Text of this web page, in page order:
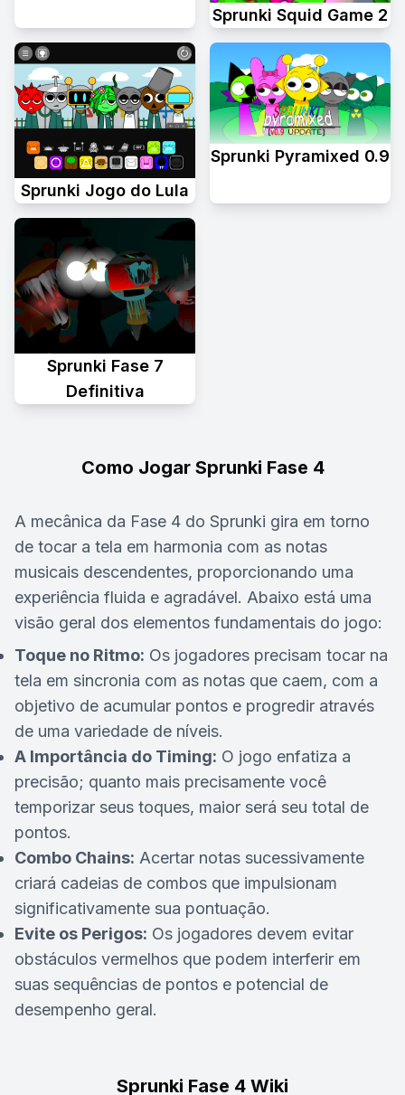
Sprunki Squid Game 2
Sprunki Jogo do Lula
Sprunki Pyramixed 0.9
Sprunki Fase 7
Definitiva
Como Jogar Sprunki Fase 4
A mecânica da Fase 4 do Sprunki gira em torno
de tocar a tela em harmonia com as notas
musicais descendentes, proporcionando uma
experiência fluida e agradável. Abaixo está uma
visão geral dos elementos fundamentais do jogo:
Toque no Ritmo: Os jogadores precisam tocar na
tela em sincronia com as notas que caem, com a
objetivo de acumular pontos e progredir através
de uma variedade de níveis.
A Importância do Timing: O jogo enfatiza a
precisão; quanto mais precisamente você
temporizar seus toques, maior será seu total de
pontos.
Combo Chains: Acertar notas sucessivamente
criará cadeias de combos que impulsionam
significativamente sua pontuação.
Evite os Perigos: Os jogadores devem evitar
obstáculos vermelhos que podem interferir em
suas sequências de pontos e potencial de
desempenho geral.
Sprunki Fase 4 Wiki